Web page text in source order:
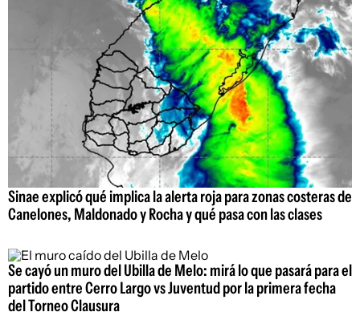
Sinae explicó qué implica la alerta roja para zonas costeras de
Canelones, Maldonado y Rocha y qué pasa con las clases
Se cayó un muro del Ubilla de Melo: mirá lo que pasará para el
partido entre Cerro Largo vs Juventud por la primera fecha
del Torneo Clausura